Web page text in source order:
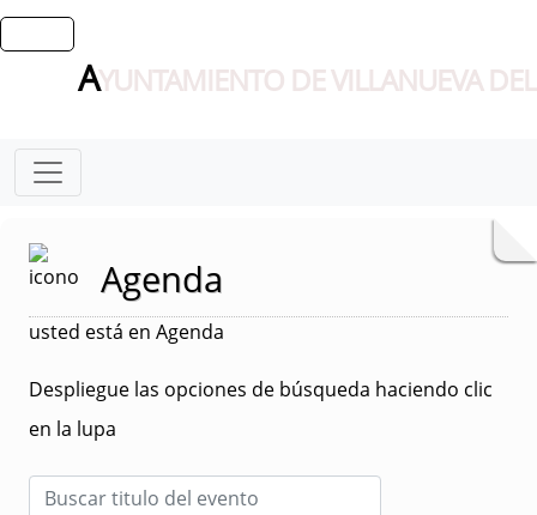
AYUNTAMIENTO DE VILLANUEVA
Agenda
usted está en Agenda
Despliegue las opciones de búsqueda haciendo clic
en la lupa